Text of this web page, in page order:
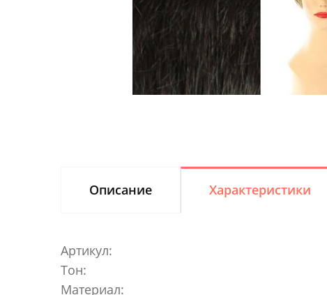
Описание Характеристики
Артикул:
Тон:
Материал: